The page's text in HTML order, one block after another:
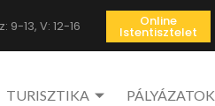
9-13, V: 12-16 Online
Istentisztelet
TURISZTIKA PÁLYÁZATOK